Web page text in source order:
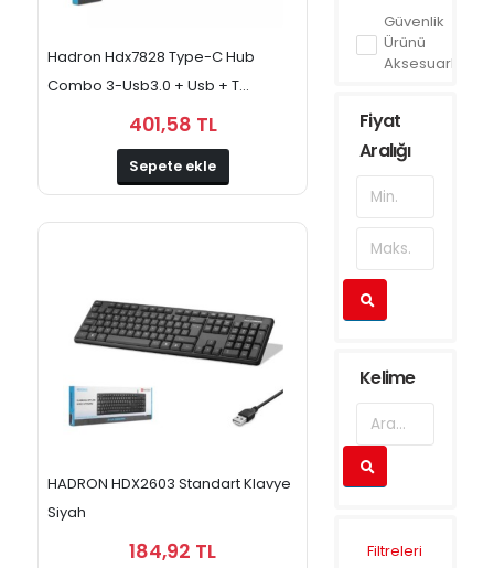
Güvenlik
Ürünü
Aksesuarları
Kablo
Çeşitleri
Kasalar
-
Ürünleri
Kulaklık
ve
KVM
Ses
Fiyat
Aralığı
Kelime
Filtreleri
Hadron Hdx7828 Type-C Hub
Combo 3-Usb3.0 + Usb + T...
401,58 TL
Sepete ekle
HADRON HDX2603 Standart Klavye
Siyah
184,92 TL